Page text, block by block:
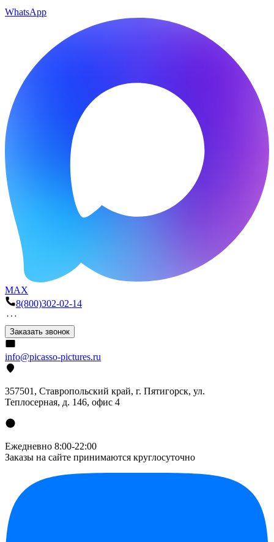
WhatsApp
MAX
8(800)302-02-14
Заказать звонок
info@picasso-pictures.ru
357501, Ставропольский край, г. Пятигорск, ул.
Теплосерная, д. 146, офис 4
Ежедневно 8:00-22:00
Заказы на сайте принимаются круглосуточно